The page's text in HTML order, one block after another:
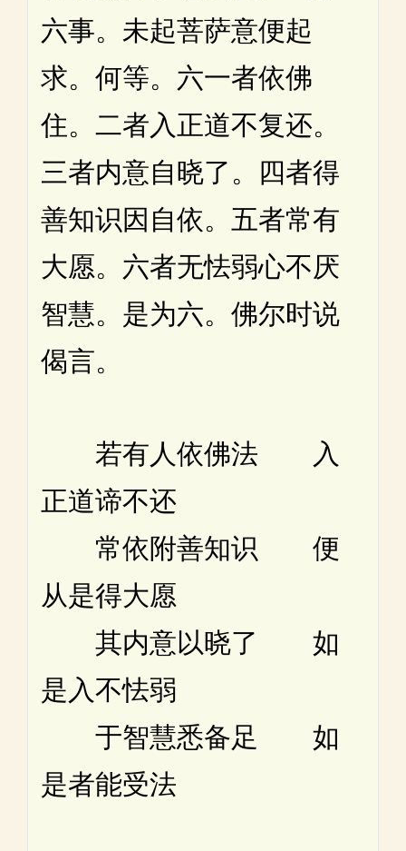
六事。未起菩萨意便起
求。何等。六一者依佛
住。二者入正道不复还。
三者内意自晓了。四者得
善知识因自依。五者常有
大愿。六者无怯弱心不厌
智慧。是为六。佛尔时说
偈言。
若有人依佛法 入
正道谛不还
常依附善知识 便
从是得大愿
其内意以晓了 如
是入不怯弱
于智慧悉备足 如
是者能受法